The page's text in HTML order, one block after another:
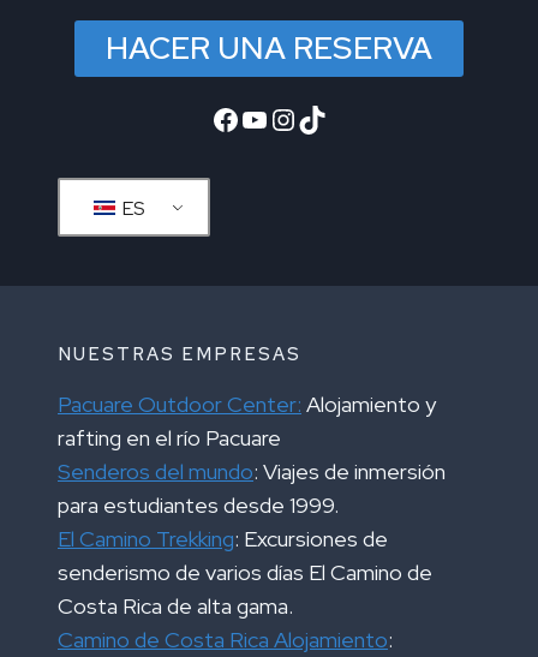
HACER UNA RESERVA
Facebook
YouTube
Instagram
TikTok
ES
NUESTRAS EMPRESAS
Pacuare Outdoor Center: Alojamiento y
rafting en el río Pacuare
Senderos del mundo: Viajes de inmersión
para estudiantes desde 1999.
El Camino Trekking: Excursiones de
senderismo de varios días El Camino de
Costa Rica de alta gama.
Camino de Costa Rica Alojamiento: